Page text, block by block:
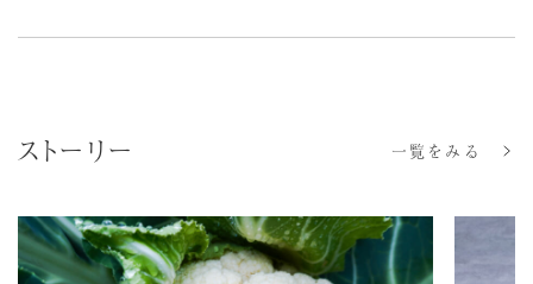
ストーリー 一覧をみる